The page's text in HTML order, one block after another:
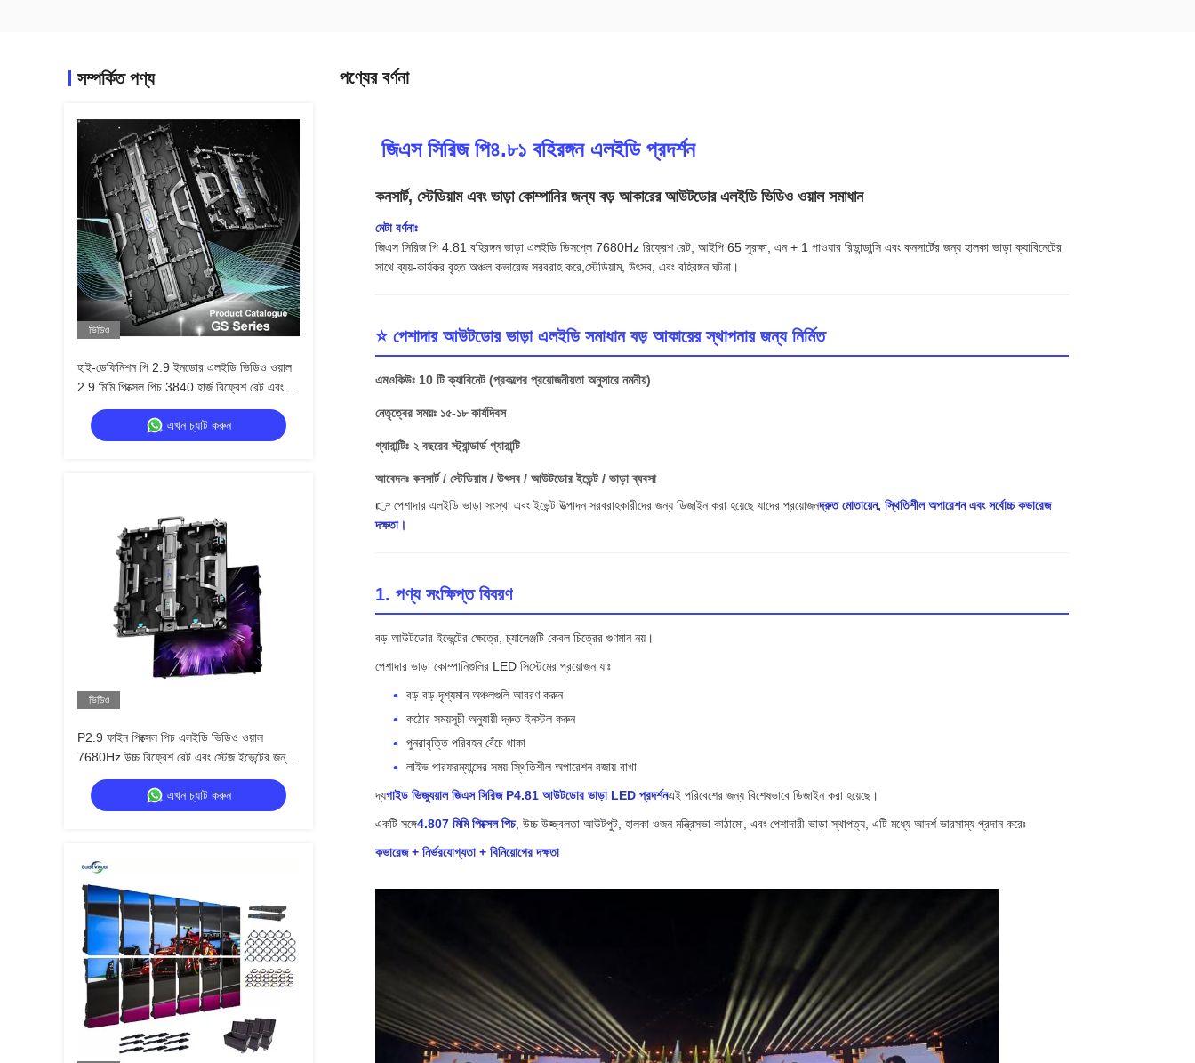
সম্পর্কিত পণ্য
ভিডিও
হাই-ডেফিনিশন পি 2.9 ইনডোর এলইডি ভিডিও ওয়াল
2.9 মিমি পিক্সেল পিচ 3840 হার্জ রিফ্রেশ রেট এবং
4500cd / বর্গমিটার উজ্জ্বলতা সহ
এখন চ্যাট করুন
ভিডিও
P2.9 ফাইন পিক্সেল পিচ এলইডি ভিডিও ওয়াল
7680Hz উচ্চ রিফ্রেশ রেট এবং স্টেজ ইভেন্টের জন্য
ডাবল পাওয়ার এবং সংকেত ব্যাকআপ সহ
এখন চ্যাট করুন
পণ্যের বর্ণনা
️ জিএস সিরিজ পি৪.৮১ বহিরঙ্গন এলইডি প্রদর্শন
কনসার্ট, স্টেডিয়াম এবং ভাড়া কোম্পানির জন্য বড় আকারের আউটডোর এলইডি ভিডিও ওয়াল সমাধান
মেটা বর্ণনাঃ
জিএস সিরিজ পি 4.81 বহিরঙ্গন ভাড়া এলইডি ডিসপ্লে 7680Hz রিফ্রেশ রেট, আইপি 65 সুরক্ষা, এন + 1 পাওয়ার রিডান্ডান্সি এবং কনসার্টের জন্য হালকা ভাড়া ক্যাবিনেটের
সাথে ব্যয়-কার্যকর বৃহত অঞ্চল কভারেজ সরবরাহ করে,স্টেডিয়াম, উৎসব, এবং বহিরঙ্গন ঘটনা।
⭐ পেশাদার আউটডোর ভাড়া এলইডি সমাধান বড় আকারের স্থাপনার জন্য নির্মিত
এমওকিউঃ 10 টি ক্যাবিনেট (প্রকল্পের প্রয়োজনীয়তা অনুসারে নমনীয়)
নেতৃত্বের সময়ঃ ১৫-১৮ কার্যদিবস
গ্যারান্টিঃ ২ বছরের স্ট্যান্ডার্ড গ্যারান্টি
আবেদনঃ কনসার্ট / স্টেডিয়াম / উৎসব / আউটডোর ইভেন্ট / ভাড়া ব্যবসা
👉 পেশাদার এলইডি ভাড়া সংস্থা এবং ইভেন্ট উত্পাদন সরবরাহকারীদের জন্য ডিজাইন করা হয়েছে যাদের প্রয়োজনদ্রুত মোতায়েন, স্থিতিশীল অপারেশন এবং সর্বোচ্চ কভারেজ
দক্ষতা।
1. পণ্য সংক্ষিপ্ত বিবরণ
বড় আউটডোর ইভেন্টের ক্ষেত্রে, চ্যালেঞ্জটি কেবল চিত্রের গুণমান নয়।
পেশাদার ভাড়া কোম্পানিগুলির LED সিস্টেমের প্রয়োজন যাঃ
বড় বড় দৃশ্যমান অঞ্চলগুলি আবরণ করুন
কঠোর সময়সূচী অনুযায়ী দ্রুত ইনস্টল করুন
পুনরাবৃত্তি পরিবহন বেঁচে থাকা
লাইভ পারফরম্যান্সের সময় স্থিতিশীল অপারেশন বজায় রাখা
দ্যগাইড ভিজ্যুয়াল জিএস সিরিজ P4.81 আউটডোর ভাড়া LED প্রদর্শনএই পরিবেশের জন্য বিশেষভাবে ডিজাইন করা হয়েছে।
একটি সঙ্গে4.807 মিমি পিক্সেল পিচ, উচ্চ উজ্জ্বলতা আউটপুট, হালকা ওজন মন্ত্রিসভা কাঠামো, এবং পেশাদারী ভাড়া স্থাপত্য, এটি মধ্যে আদর্শ ভারসাম্য প্রদান করেঃ
কভারেজ + নির্ভরযোগ্যতা + বিনিয়োগের দক্ষতা